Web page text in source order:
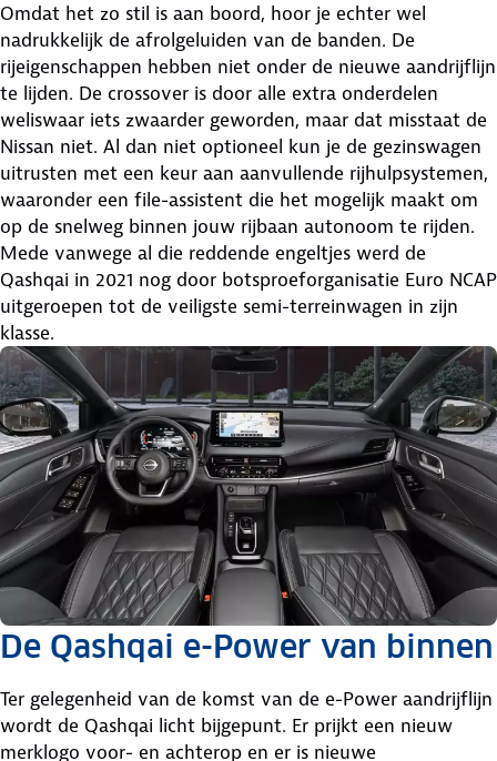
Omdat het zo stil is aan boord, hoor je echter wel
nadrukkelijk de afrolgeluiden van de banden. De
rijeigenschappen hebben niet onder de nieuwe aandrijflijn
te lijden. De crossover is door alle extra onderdelen
weliswaar iets zwaarder geworden, maar dat misstaat de
Nissan niet. Al dan niet optioneel kun je de gezinswagen
uitrusten met een keur aan aanvullende rijhulpsystemen,
waaronder een file-assistent die het mogelijk maakt om
op de snelweg binnen jouw rijbaan autonoom te rijden.
Mede vanwege al die reddende engeltjes werd de
Qashqai in 2021 nog door botsproeforganisatie Euro NCAP
uitgeroepen tot de veiligste semi-terreinwagen in zijn
klasse.
De Qashqai e-Power van binnen
Ter gelegenheid van de komst van de e-Power aandrijflijn
wordt de Qashqai licht bijgepunt. Er prijkt een nieuw
merklogo voor- en achterop en er is nieuwe